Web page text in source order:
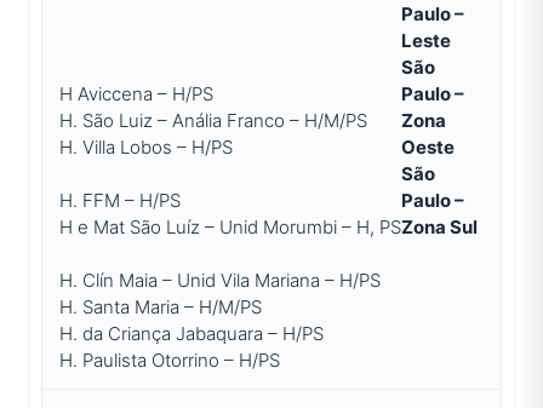
Paulo –
Leste
H Aviccena – H/PS
H. São Luiz – Anália Franco – H/M/PS
H. Villa Lobos – H/PS
São
Paulo –
Zona
Oeste
H. FFM – H/PS
H e Mat São Luíz – Unid Morumbi – H, PS
São
Paulo –
Zona Sul
H. Clín Maia – Unid Vila Mariana – H/PS
H. Santa Maria – H/M/PS
H. da Criança Jabaquara – H/PS
H. Paulista Otorrino – H/PS